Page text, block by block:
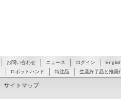
お問い合わせ ニュース ログイン
ロボットハンド 特注品 生産終了品と推奨
サイトマップ